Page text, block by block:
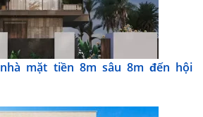
mặt tiền 8m sâu 8m đến hội